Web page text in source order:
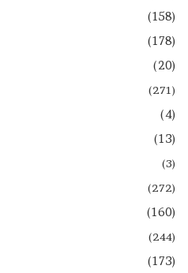
(158)
(178)
(20)
(271)
(4)
(13)
(3)
(272)
(160)
(244)
(173)